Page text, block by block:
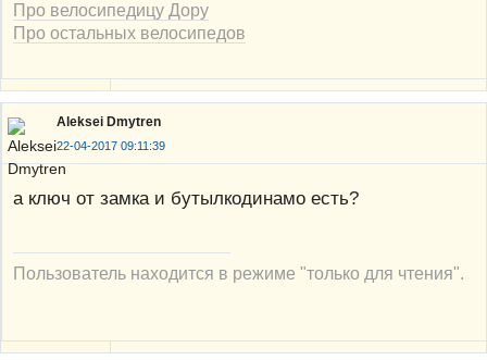
Про велосипедицу Дору
Про остальных велосипедов
Aleksei Dmytren
22-04-2017 09:11:39
а ключ от замка и бутылкодинамо есть?
Пользователь находится в режиме "только для чтения".